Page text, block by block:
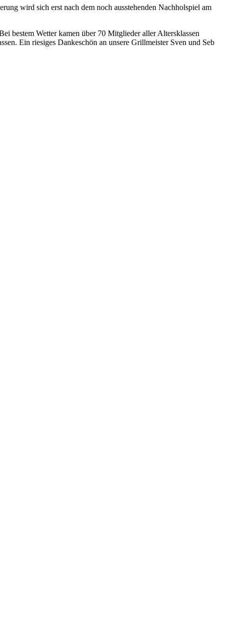
wird sich erst nach dem noch ausstehenden Nachholspiel am
bestem Wetter kamen über 70 Mitglieder aller Altersklassen
Ein riesiges Dankeschön an unsere Grillmeister Sven und Seb